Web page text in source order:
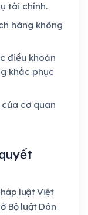
tài chính.
hàng không
điều khoản
khắc phục
cơ quan
luật Việt
Bộ luật Dân